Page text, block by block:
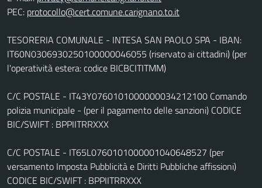
PEC:
TESORERIA COMUNALE - INTESA SAN PAOLO SPA - IBAN:
IT60N0306930250100000046055 (riservato ai cittadini) (per
l'operatività estera: codice BICBCITITMM)
C/C POSTALE - IT43Y0760101000000034212100 Comando
polizia municipale - (per il pagamento delle sanzioni) CODICE
BIC/SWIFT : BPPIITRRXXX
C/C POSTALE - IT65L0760101000001040648527 (per
versamento Imposta Pubblicità e Diritti Pubbliche affissioni)
CODICE BIC/SWIFT : BPPIITRRXXX